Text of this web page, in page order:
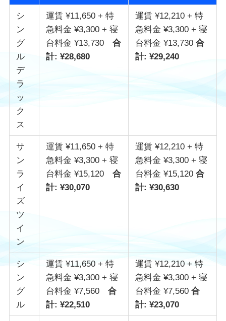
シ
ン
グ
ル
デ
ラ
ッ
ク
ス
運賃 ¥11,650 + 特
急料金 ¥3,300 + 寝
台料金 ¥13,730 合
計: ¥28,680
運賃 ¥12,210 + 特
急料金 ¥3,300 + 寝
台料金 ¥13,730 合
計: ¥29,240
サ
ン
ラ
イ
ズ
ツ
イ
ン
運賃 ¥11,650 + 特
急料金 ¥3,300 + 寝
台料金 ¥15,120 合
計: ¥30,070
運賃 ¥12,210 + 特
急料金 ¥3,300 + 寝
台料金 ¥15,120 合
計: ¥30,630
シ
ン
グ
ル
運賃 ¥11,650 + 特
急料金 ¥3,300 + 寝
台料金 ¥7,560 合
計: ¥22,510
運賃 ¥12,210 + 特
急料金 ¥3,300 + 寝
台料金 ¥7,560 合
計: ¥23,070